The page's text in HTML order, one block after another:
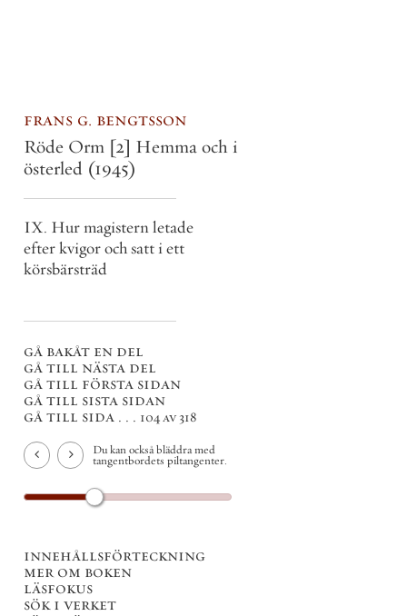
frans g. bengtsson
Röde Orm [2] Hemma och i
österled (1945)
IX. Hur magistern letade
efter kvigor och satt i ett
körsbärsträd
gå bakåt en del
gå till nästa del
gå till första sidan
gå till sista sidan
gå till sida . . . 104 av 318
Du kan också bläddra med
tangentbordets piltangenter.
innehållsförteckning
mer om boken
läsfokus
sök i verket